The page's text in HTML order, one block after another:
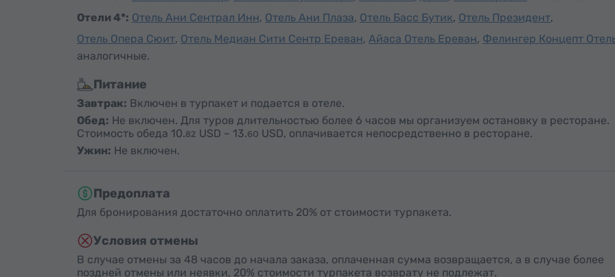
Отели 4*: Отель Ани Сентрал Инн, Отель Ани Плаза, Отель Басс Бутик, Отель Президент,
Отель Опера Сюит, Отель Медиан Сити Сентр Ереван, Айаса Отель Ереван, Фелингер Концепт
аналогичные.
Питание
Завтрак: Включен в турпакет и подается в отеле.
Обед: Не включен. Для туров длительностью более 6 часов мы организуем остановку в ресторане.
Стоимость обеда 10.82 USD – 13.60 USD, оплачивается непосредственно в ресторане.
Ужин: Не включен.
Предоплата
Для бронирования достаточно оплатить 20% от стоимости турпакета.
Условия отмены
В случае отмены за 48 часов до начала заказа, оплаченная сумма возвращается, а в случае более
поздней отмены или неявки, 20% стоимости турпакета возврату не подлежат.